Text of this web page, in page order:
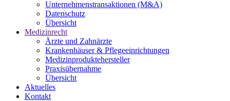
Unternehmenstransaktionen (M&A)
Datenschutz
Übersicht
Medizinrecht
Ärzte und Zahnärzte
Krankenhäuser & Pflegeeinrichtungen
Medizinproduktehersteller
Praxisübernahme
Übersicht
Aktuelles
Kontakt